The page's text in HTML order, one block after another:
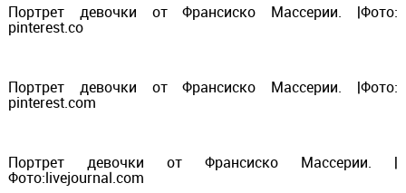
Портрет девочки от Франсиско Массерии. |Фото:
pinterest.co
Портрет девочки от Франсиско Массерии. |Фото:
pinterest.com
Портрет девочки от Франсиско Массерии. |
Фото:livejournal.com